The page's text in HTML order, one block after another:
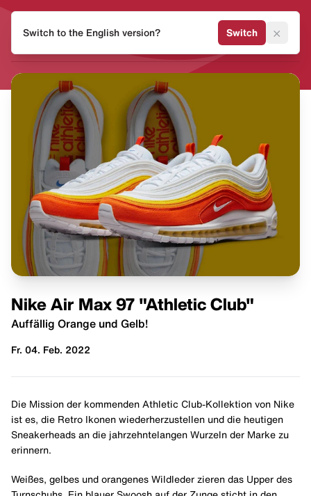
MVMNT
Nike Air Max 97 "Athletic Club"
Auffällig Orange und Gelb!
Fr. 04. Feb. 2022
Die Mission der kommenden Athletic Club-Kollektion von Nike
ist es, die Retro Ikonen wiederherzustellen und die heutigen
Sneakerheads an die jahrzehntelangen Wurzeln der Marke zu
erinnern.
Weißes, gelbes und orangenes Wildleder zieren das Upper des
Switch to the English version? Switch ×